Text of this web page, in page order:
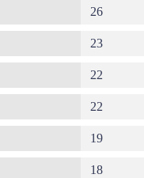
26
23
22
22
19
18